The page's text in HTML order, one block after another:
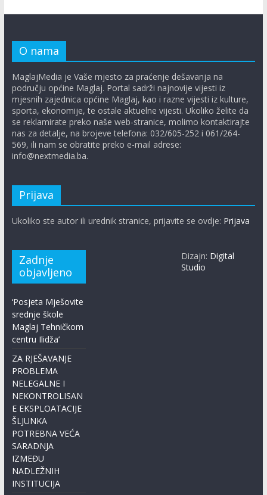
O nama
MaglajMedia je Vaše mjesto za praćenje dešavanja na
području općine Maglaj. Portal sadrži najnovije vijesti iz
mjesnih zajednica općine Maglaj, kao i razne vijesti iz kulture,
sporta, ekonomije, te ostale aktuelne vijesti. Ukoliko želite da
se reklamirate preko naše web-stranice, molimo kontaktirajte
nas za detalje, na brojeve telefona: 032/605-252 i 061/264-
569, ili nam se obratite preko e-mail adrese:
info@nextmedia.ba.
Prijava
Ukoliko ste autor ili urednik stranice, prijavite se ovdje: Prijava
Zadnje
objavljeno
‘Posjeta Mješovite
srednje škole
Maglaj Tehničkom
centru Ilidža’
ZA RJEŠAVANJE
PROBLEMA
NELEGALNE I
NEKONTROLISAN
E EKSPLOATACIJE
ŠLJUNKA
POTREBNA VEĆA
SARADNJA
IZMEĐU
NADLEŽNIH
INSTITUCIJA
Dizajn: Digital
Studio